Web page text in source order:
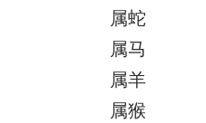
属蛇
属马
属羊
属猴